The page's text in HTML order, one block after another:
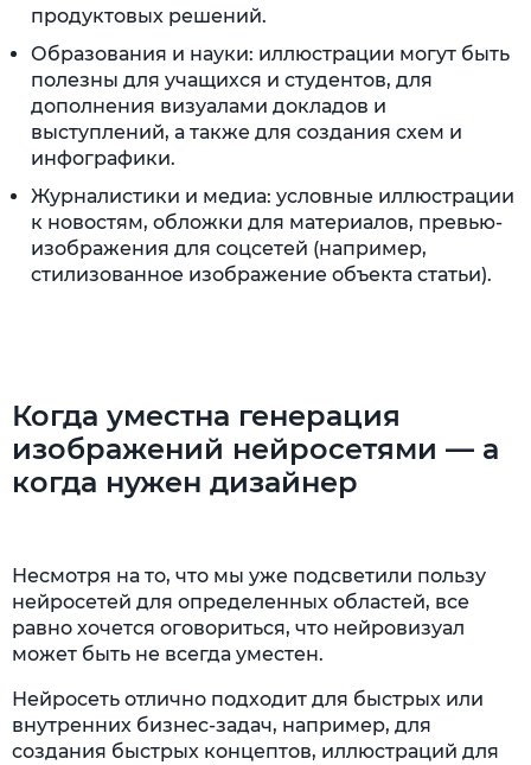
продуктовых решений.
Образования и науки: иллюстрации могут быть
полезны для учащихся и студентов, для
дополнения визуалами докладов и
выступлений, а также для создания схем и
инфографики.
Журналистики и медиа: условные иллюстрации
к новостям, обложки для материалов, превью-
изображения для соцсетей (например,
стилизованное изображение объекта статьи).
Когда уместна генерация
изображений нейросетями — а
когда нужен дизайнер
Несмотря на то, что мы уже подсветили пользу
нейросетей для определенных областей, все
равно хочется оговориться, что нейровизуал
может быть не всегда уместен.
Нейросеть отлично подходит для быстрых или
внутренних бизнес-задач, например, для
создания быстрых концептов, иллюстраций для